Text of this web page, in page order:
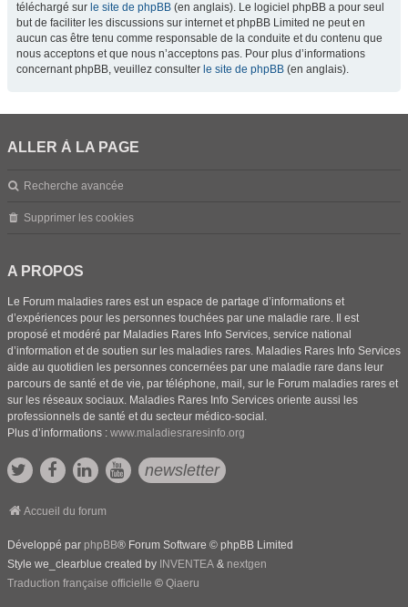
téléchargé sur le site de phpBB (en anglais). Le logiciel phpBB a pour seul
but de faciliter les discussions sur internet et phpBB Limited ne peut en
aucun cas être tenu comme responsable de la conduite et du contenu que
nous acceptons et que nous n’acceptons pas. Pour plus d’informations
concernant phpBB, veuillez consulter le site de phpBB (en anglais).
ALLER À LA PAGE
Recherche avancée
Supprimer les cookies
A PROPOS
Le Forum maladies rares est un espace de partage d’informations et
d’expériences pour les personnes touchées par une maladie rare. Il est
proposé et modéré par Maladies Rares Info Services, service national
d’information et de soutien sur les maladies rares. Maladies Rares Info Services
aide au quotidien les personnes concernées par une maladie rare dans leur
parcours de santé et de vie, par téléphone, mail, sur le Forum maladies rares et
sur les réseaux sociaux. Maladies Rares Info Services oriente aussi les
professionnels de santé et du secteur médico-social.
Plus d’informations : www.maladiesraresinfo.org
newsletter
Accueil du forum
Développé par phpBB® Forum Software © phpBB Limited
Style we_clearblue created by INVENTEA & nextgen
Traduction française officielle © Qiaeru